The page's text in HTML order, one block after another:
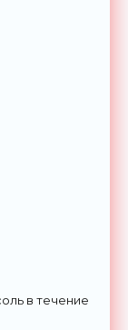
в течение